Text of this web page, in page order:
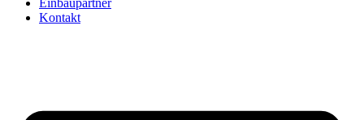
Einbaupartner
Kontakt